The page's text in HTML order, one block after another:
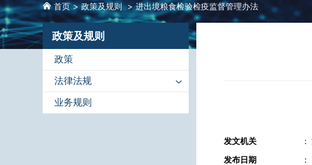
首页 政策及规则 进出境粮食检验检疫监督管理办法
政策及规则
政策
法律法规
业务规则
发文机关 ：
发布日期
：